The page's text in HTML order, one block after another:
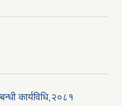
कार्यविधि,२०८१